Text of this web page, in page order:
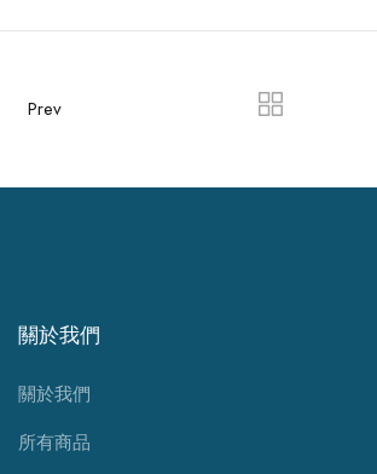
Prev
關於我們
關於我們
所有商品